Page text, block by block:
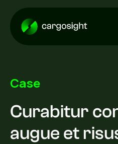
Case
Curabitur
augue et